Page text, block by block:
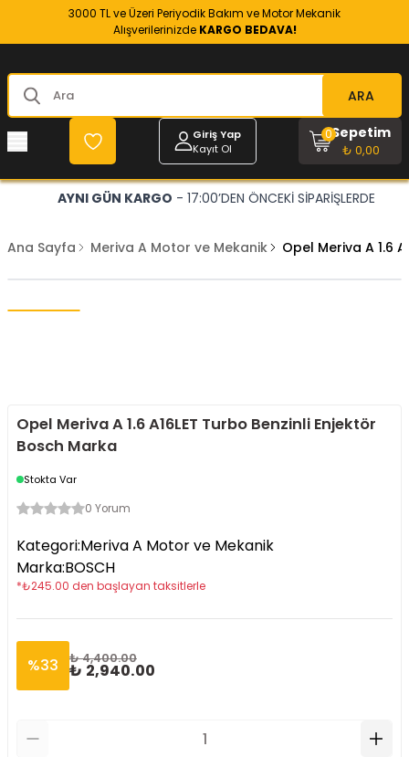
3000 TL ve Üzeri Periyodik Bakım ve Motor Mekanik
Alışverilerinizde KARGO BEDAVA!
ARA
Giriş Yap
Kayıt Ol
Sepetim
₺ 0,00
0
AYNI GÜN KARGO - 17:00’DEN ÖNCEKİ SİPARİŞLERDE
Ana Sayfa Meriva A Motor ve Mekanik Opel Meriva A 1.6
Opel Meriva A 1.6 A16LET Turbo Benzinli Enjektör
Bosch Marka
Stokta Var
0 Yorum
Kategori:Meriva A Motor ve Mekanik
Marka:BOSCH
*₺245.00 den başlayan taksitlerle
%33 ₺ 4,400.00
₺ 2,940.00